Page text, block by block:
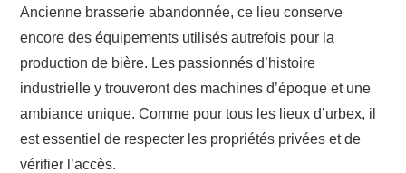
Ancienne brasserie abandonnée, ce lieu conserve
encore des équipements utilisés autrefois pour la
production de bière. Les passionnés d’histoire
industrielle y trouveront des machines d’époque et une
ambiance unique. Comme pour tous les lieux d’urbex, il
est essentiel de respecter les propriétés privées et de
vérifier l’accès.